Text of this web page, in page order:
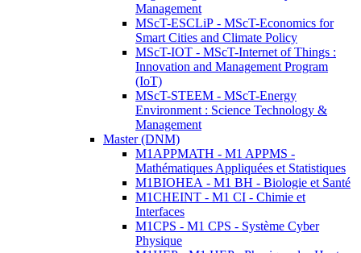
Management
MScT-ESCLiP - MScT-Economics for
Smart Cities and Climate Policy
MScT-IOT - MScT-Internet of Things :
Innovation and Management Program
(IoT)
MScT-STEEM - MScT-Energy
Environment : Science Technology &
Management
Master (DNM)
M1APPMATH - M1 APPMS -
Mathématiques Appliquées et Statistiques
M1BIOHEA - M1 BH - Biologie et Santé
M1CHEINT - M1 CI - Chimie et
Interfaces
M1CPS - M1 CPS - Système Cyber
Physique